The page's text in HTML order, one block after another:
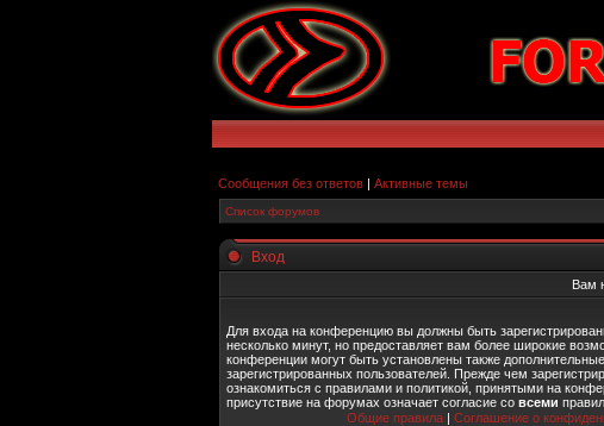
Сообщения без ответов | Активные темы
Список форумов
Вход
Вам
Для входа на конференцию вы должны быть
несколько минут, но предоставляет вам более широкие
конференции могут быть установлены также
зарегистрированных пользователей. Прежде чем
ознакомиться с правилами и политикой, принятыми на
присутствие на форумах означает согласие со всеми
Общие правила | Соглашение о